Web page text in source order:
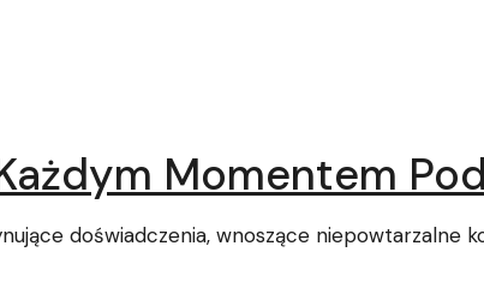
Momentem
doświadczenia, wnoszące niepowtarzalne